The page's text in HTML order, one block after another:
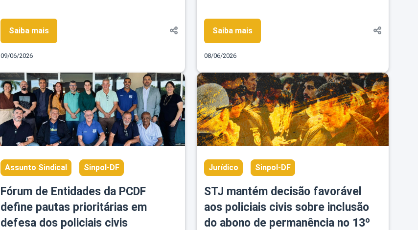
Saiba mais
09/06/2026
Saiba mais
08/06/2026
Assunto Sindical Sinpol-DF
Fórum de Entidades da PCDF
define pautas prioritárias em
defesa dos policiais civis
Jurídico Sinpol-DF
STJ mantém decisão favorável
aos policiais civis sobre inclusão
do abono de permanência no 13º